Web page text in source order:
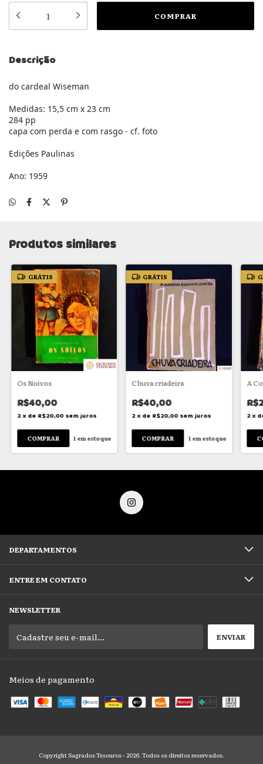
Descrição
do cardeal Wiseman
Medidas: 15,5 cm x 23 cm
284 pp
capa com perda e com rasgo - cf. foto
Edições Paulinas
Ano: 1959
Produtos similares
GRÁTIS
Os Noivos
R$40,00
2 x de R$20,00 sem juros
1 em estoque
GRÁTIS
Chuva criadeira
R$40,00
2 x de R$20,00 sem juros
1 em estoque
A
2 x
DEPARTAMENTOS
ENTRE EM CONTATO
NEWSLETTER
Meios de pagamento
Copyright Sagrados Tesouros - 2026. Todos os direitos reservados.